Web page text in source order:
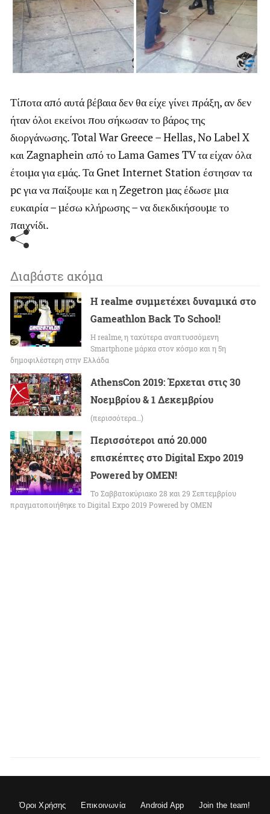
Τίποτα από αυτά βέβαια δεν θα είχε γίνει πράξη, αν δεν
ήταν όλοι εκείνοι που σήκωσαν το βάρος της
διοργάνωσης. Total War Greece – Hellas, No Label X
και Zagnaphein από το Lama Games TV τα είχαν όλα
έτοιμα για εμάς. Τα Gnet Internet Station έστησαν τα
pc για να παίξουμε και η Zegetron μας έδωσε μια
ευκαιρία – μέσω κλήρωσης – να διεκδικήσουμε το
παιχνίδι.
Διαβάστε ακόμα
Η realme συμμετέχει δυναμικά στο
Gameathlon Back To School!
Η realme, η ταχύτερα αναπτυσσόμενη
Smartphone μάρκα στον κόσμο και η 5η
δημοφιλέστερη στην Ελλάδα
AthensCon 2019: Έρχεται στις 30
Νοεμβρίου & 1 Δεκεμβρίου
(περισσότερα…)
Περισσότεροι από 20.000
επισκέπτες στο Digital Expo 2019
Powered by OMEN!
Το Σαββατοκύριακο 28 και 29 Σεπτεμβρίου
πραγματοποιήθηκε το Digital Expo 2019 Powered by OMEN
Όροι Χρήσης Επικοινωνία Android App Join the team!